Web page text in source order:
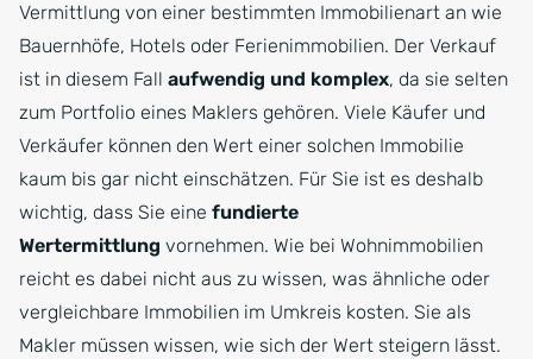
Vermittlung von einer bestimmten Immobilienart an wie
Bauernhöfe, Hotels oder Ferienimmobilien. Der Verkauf
ist in diesem Fall aufwendig und komplex, da sie selten
zum Portfolio eines Maklers gehören. Viele Käufer und
Verkäufer können den Wert einer solchen Immobilie
kaum bis gar nicht einschätzen. Für Sie ist es deshalb
wichtig, dass Sie eine fundierte
Wertermittlung vornehmen. Wie bei Wohnimmobilien
reicht es dabei nicht aus zu wissen, was ähnliche oder
vergleichbare Immobilien im Umkreis kosten. Sie als
Makler müssen wissen, wie sich der Wert steigern lässt.